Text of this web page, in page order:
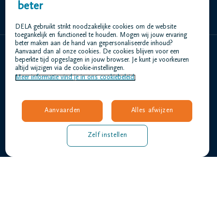
Home
Wie zijn we
Overlijdensberichten
Ons uitvaartcentrum
Veelgestelde vragen
beter
DELA gebruikt strikt noodzakelijke cookies om de website
toegankelijk en functioneel te houden. Mogen wij jouw ervaring
beter maken aan de hand van gepersonaliseerde inhoud?
Aanvaard dan al onze cookies. De cookies blijven voor een
beperkte tijd opgeslagen in jouw browser. Je kunt je voorkeuren
altijd wijzigen via de cookie-instellingen.
Meer informatie vind je in ons cookiebeleid.
Aanvaarden Alles afwijzen
Zelf instellen